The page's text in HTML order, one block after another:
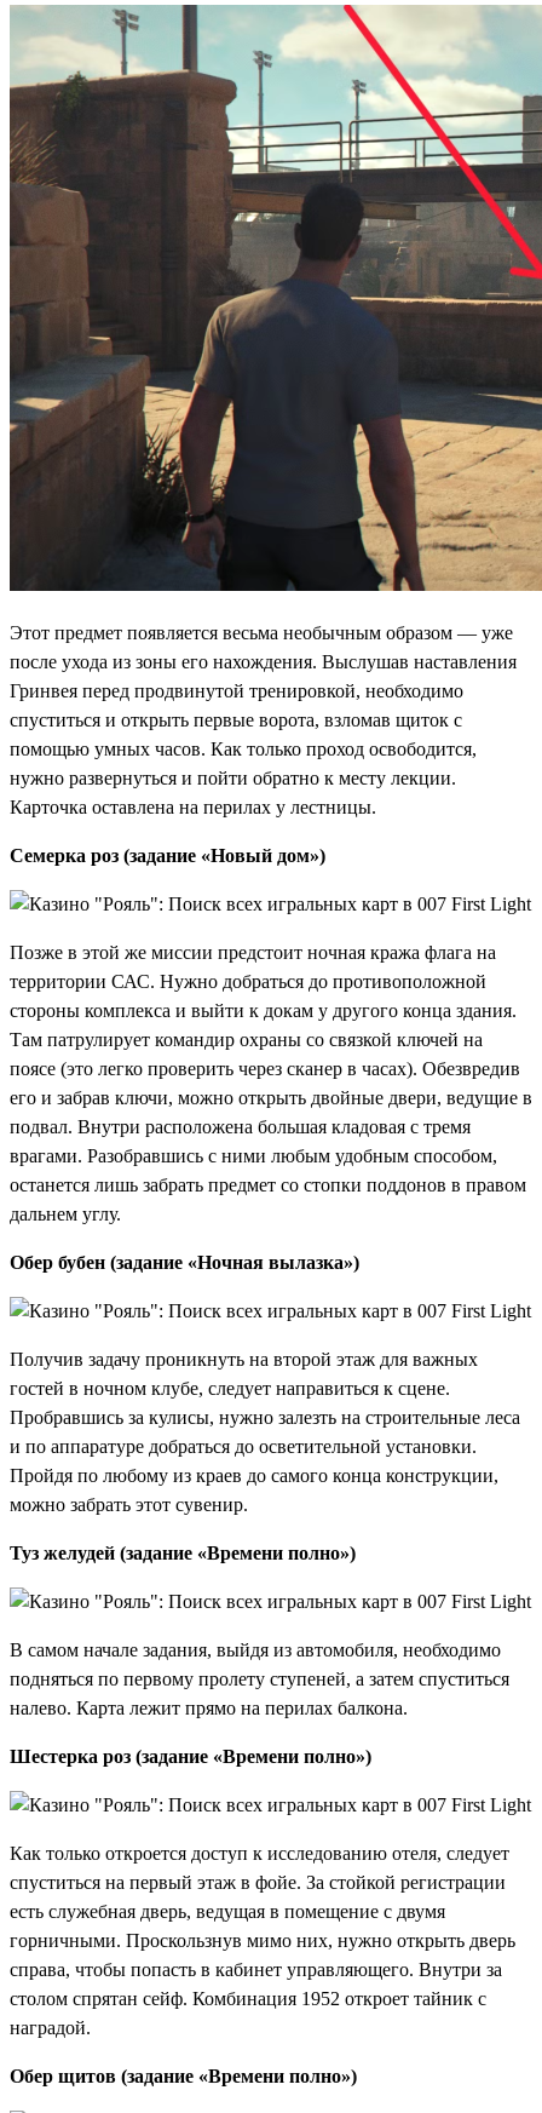
Этот предмет появляется весьма необычным образом — уже
после ухода из зоны его нахождения. Выслушав наставления
Гринвея перед продвинутой тренировкой, необходимо
спуститься и открыть первые ворота, взломав щиток с
помощью умных часов. Как только проход освободится,
нужно развернуться и пойти обратно к месту лекции.
Карточка оставлена на перилах у лестницы.
Семерка роз (задание «Новый дом»)
Позже в этой же миссии предстоит ночная кража флага на
территории САС. Нужно добраться до противоположной
стороны комплекса и выйти к докам у другого конца здания.
Там патрулирует командир охраны со связкой ключей на
поясе (это легко проверить через сканер в часах). Обезвредив
его и забрав ключи, можно открыть двойные двери, ведущие в
подвал. Внутри расположена большая кладовая с тремя
врагами. Разобравшись с ними любым удобным способом,
останется лишь забрать предмет со стопки поддонов в правом
дальнем углу.
Обер бубен (задание «Ночная вылазка»)
Получив задачу проникнуть на второй этаж для важных
гостей в ночном клубе, следует направиться к сцене.
Пробравшись за кулисы, нужно залезть на строительные леса
и по аппаратуре добраться до осветительной установки.
Пройдя по любому из краев до самого конца конструкции,
можно забрать этот сувенир.
Туз желудей (задание «Времени полно»)
В самом начале задания, выйдя из автомобиля, необходимо
подняться по первому пролету ступеней, а затем спуститься
налево. Карта лежит прямо на перилах балкона.
Шестерка роз (задание «Времени полно»)
Как только откроется доступ к исследованию отеля, следует
спуститься на первый этаж в фойе. За стойкой регистрации
есть служебная дверь, ведущая в помещение с двумя
горничными. Проскользнув мимо них, нужно открыть дверь
справа, чтобы попасть в кабинет управляющего. Внутри за
столом спрятан сейф. Комбинация 1952 откроет тайник с
наградой.
Обер щитов (задание «Времени полно»)